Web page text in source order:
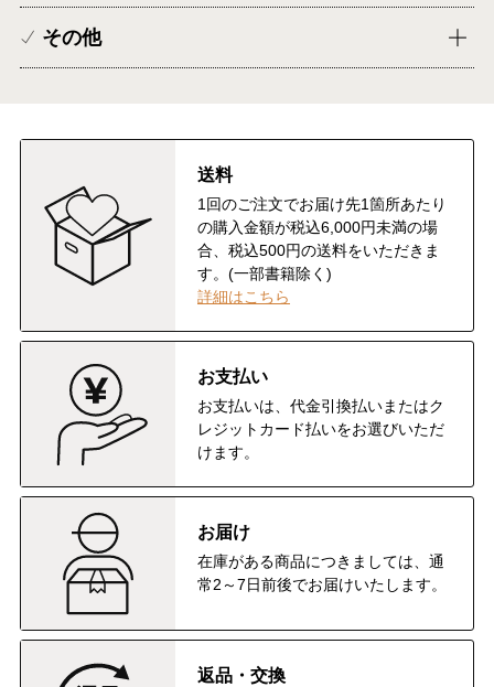
その他
送料
1回のご注文でお届け先1箇所あたり
の購入金額が税込6,000円未満の場
合、税込500円の送料をいただきま
す。(一部書籍除く)
詳細はこちら
お支払い
お支払いは、代金引換払いまたはク
レジットカード払いをお選びいただ
けます。
お届け
在庫がある商品につきましては、通
常2～7日前後でお届けいたします。
返品・交換